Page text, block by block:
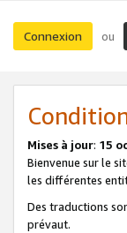
Connexion ou
Mises à jour: 15
Bienvenue sur le
les différentes
Des traductions
prévaut.